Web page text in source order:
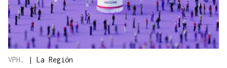
VPH. | La Región